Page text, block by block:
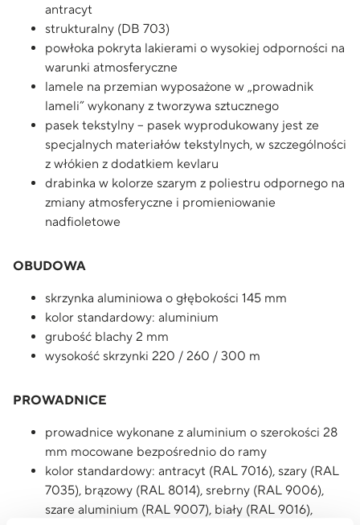
antracyt
strukturalny (DB 703)
powłoka pokryta lakierami o wysokiej odporności na
warunki atmosferyczne
lamele na przemian wyposażone w „prowadnik
lameli” wykonany z tworzywa sztucznego
pasek tekstylny – pasek wyprodukowany jest ze
specjalnych materiałów tekstylnych, w szczególności
z włókien z dodatkiem kevlaru
drabinka w kolorze szarym z poliestru odpornego na
zmiany atmosferyczne i promieniowanie
nadfioletowe
OBUDOWA
skrzynka aluminiowa o głębokości 145 mm
kolor standardowy: aluminium
grubość blachy 2 mm
wysokość skrzynki 220 / 260 / 300 m
PROWADNICE
prowadnice wykonane z aluminium o szerokości 28
mm mocowane bezpośrednio do ramy
kolor standardowy: antracyt (RAL 7016), szary (RAL
7035), brązowy (RAL 8014), srebrny (RAL 9006),
szare aluminium (RAL 9007), biały (RAL 9016),